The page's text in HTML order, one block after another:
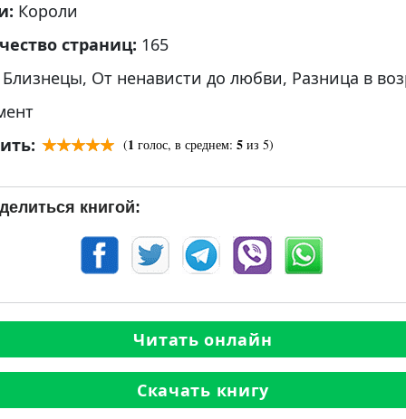
Короли
страниц: 165
Близнецы, От ненависти до любви, Разница в
(1 голос, в среднем: 5 из 5)
книгой:
Читать онлайн
Скачать книгу